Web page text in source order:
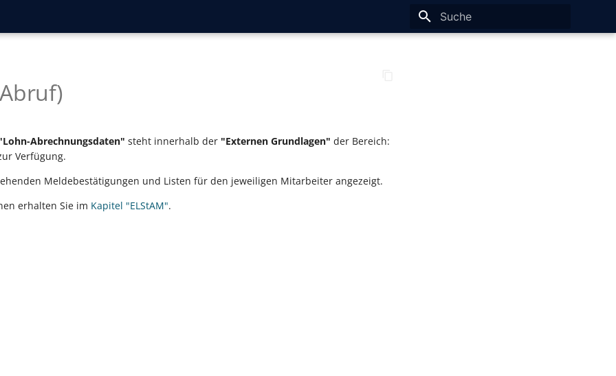
Abrechnungsdaten" steht innerhalb der "Externen Grundlagen" der Bereich:
Verfügung.
Meldebestätigungen und Listen für den jeweiligen Mitarbeiter angezeigt.
erhalten Sie im Kapitel "ELStAM".